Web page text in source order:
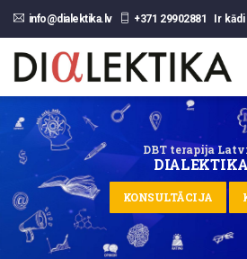
info@dialektika.lv +371 29902881 Ir
DBT terapija
DIALEKTIKA
KONSULTĀCIJA